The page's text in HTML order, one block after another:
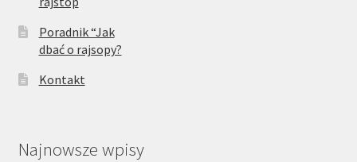
Poradnik “Jak
dbać o rajsopy?
Kontakt
Najnowsze wpisy